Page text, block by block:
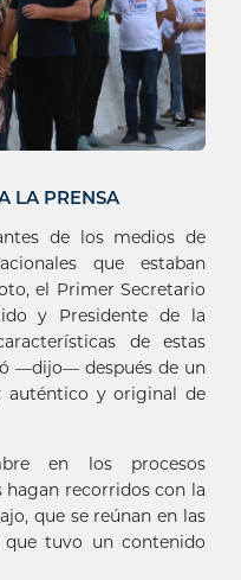
LA PRENSA
de los medios de
que estaban
el Primer Secretario
y Presidente de la
de estas
—dijo— después de un
auténtico y original de
en los procesos
hagan recorridos con la
que se reúnan en las
que tuvo un contenido